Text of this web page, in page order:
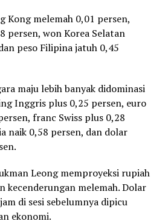
Kong melemah 0,01 persen,
persen, won Korea Selatan
peso Filipina jatuh 0,45
maju lebih banyak didominasi
Inggris plus 0,25 persen, euro
franc Swiss plus 0,28
naik 0,58 persen, dan dolar
Leong memproyeksi rupiah
kecenderungan melemah. Dolar
di sesi sebelumnya dipicu
ekonomi.